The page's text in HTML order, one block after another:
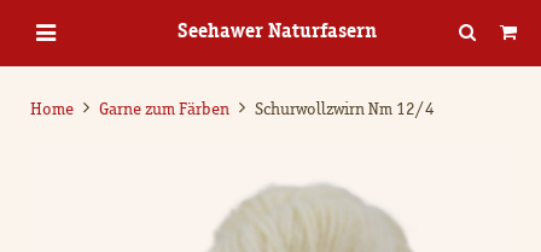
Seehawer Naturfasern
Home Garne zum Färben Schurwollzwirn Nm 12/4